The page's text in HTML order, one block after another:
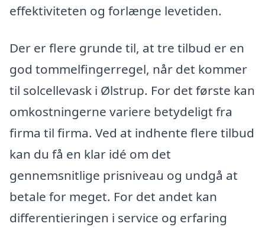
effektiviteten og forlænge levetiden.
Der er flere grunde til, at tre tilbud er en
god tommelfingerregel, når det kommer
til solcellevask i Ølstrup. For det første kan
omkostningerne variere betydeligt fra
firma til firma. Ved at indhente flere tilbud
kan du få en klar idé om det
gennemsnitlige prisniveau og undgå at
betale for meget. For det andet kan
differentieringen i service og erfaring